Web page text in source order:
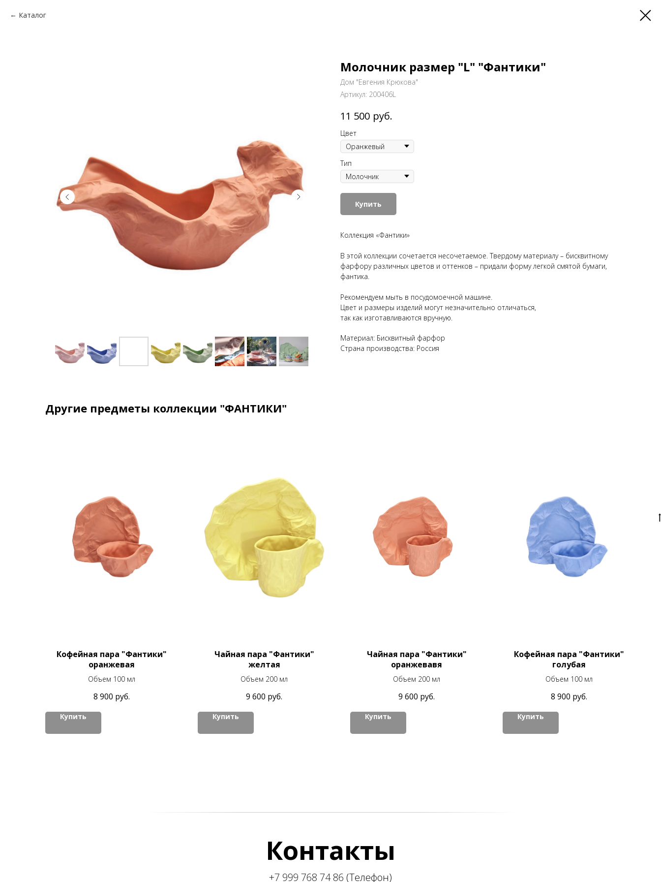
Каталог
Молочник размер "L" "Фантики"
Дом "Евгения Крюкова"
Артикул: 200406L
11 500 руб.
Цвет
Тип
Купить
Коллекция «Фантики»
В этой коллекции сочетается несочетаемое. Твердому материалу – бисквитному
фарфору различных цветов и оттенков – придали форму легкой смятой бумаги,
фантика.
Рекомендуем мыть в посудомоечной машине.
Цвет и размеры изделий могут незначительно отличаться,
так как изготавливаются вручную.
Материал: Бисквитный фарфор
Страна производства: Россия
Другие предметы коллекции "ФАНТИКИ"
Кофейная пара "Фантики"
оранжевая
Объем 100 мл
8 900 руб.
Купить
Чайная пара "Фантики"
желтая
Объем 200 мл
9 600 руб.
Купить
Чайная пара "Фантики"
оранжевавя
Объем 200 мл
9 600 руб.
Купить
Кофейная пара "Фантики"
голубая
Объем 100 мл
8 900 руб.
Купить
Контакты
+7 999 768 74 86 (Телефон)